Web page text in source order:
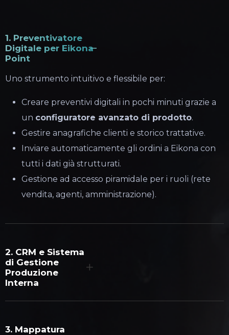
1. Preventivatore
Digitale per Eikona
Point
Uno strumento intuitivo e flessibile per:
Creare preventivi digitali in pochi minuti grazie a
un configuratore avanzato di prodotto.
Gestire anagrafiche clienti e storico trattative.
Inviare automaticamente gli ordini a Eikona con
tutti i dati già strutturati.
Gestione ad accesso piramidale per i ruoli (rete
vendita, agenti, amministrazione).
2. CRM e Sistema
di Gestione
Produzione
Interna
3. Mappatura